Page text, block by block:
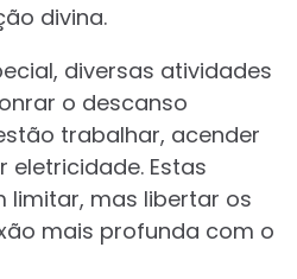
divina.
diversas atividades
o descanso
trabalhar, acender
eletricidade. Estas
limitar, mas libertar os
mais profunda com o